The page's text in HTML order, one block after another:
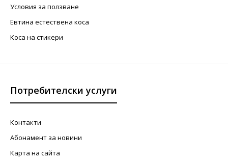
Условия за ползване
Евтина естествена коса
Коса на стикери
Потребителски услуги
Контакти
Абонамент за новини
Карта на сайта